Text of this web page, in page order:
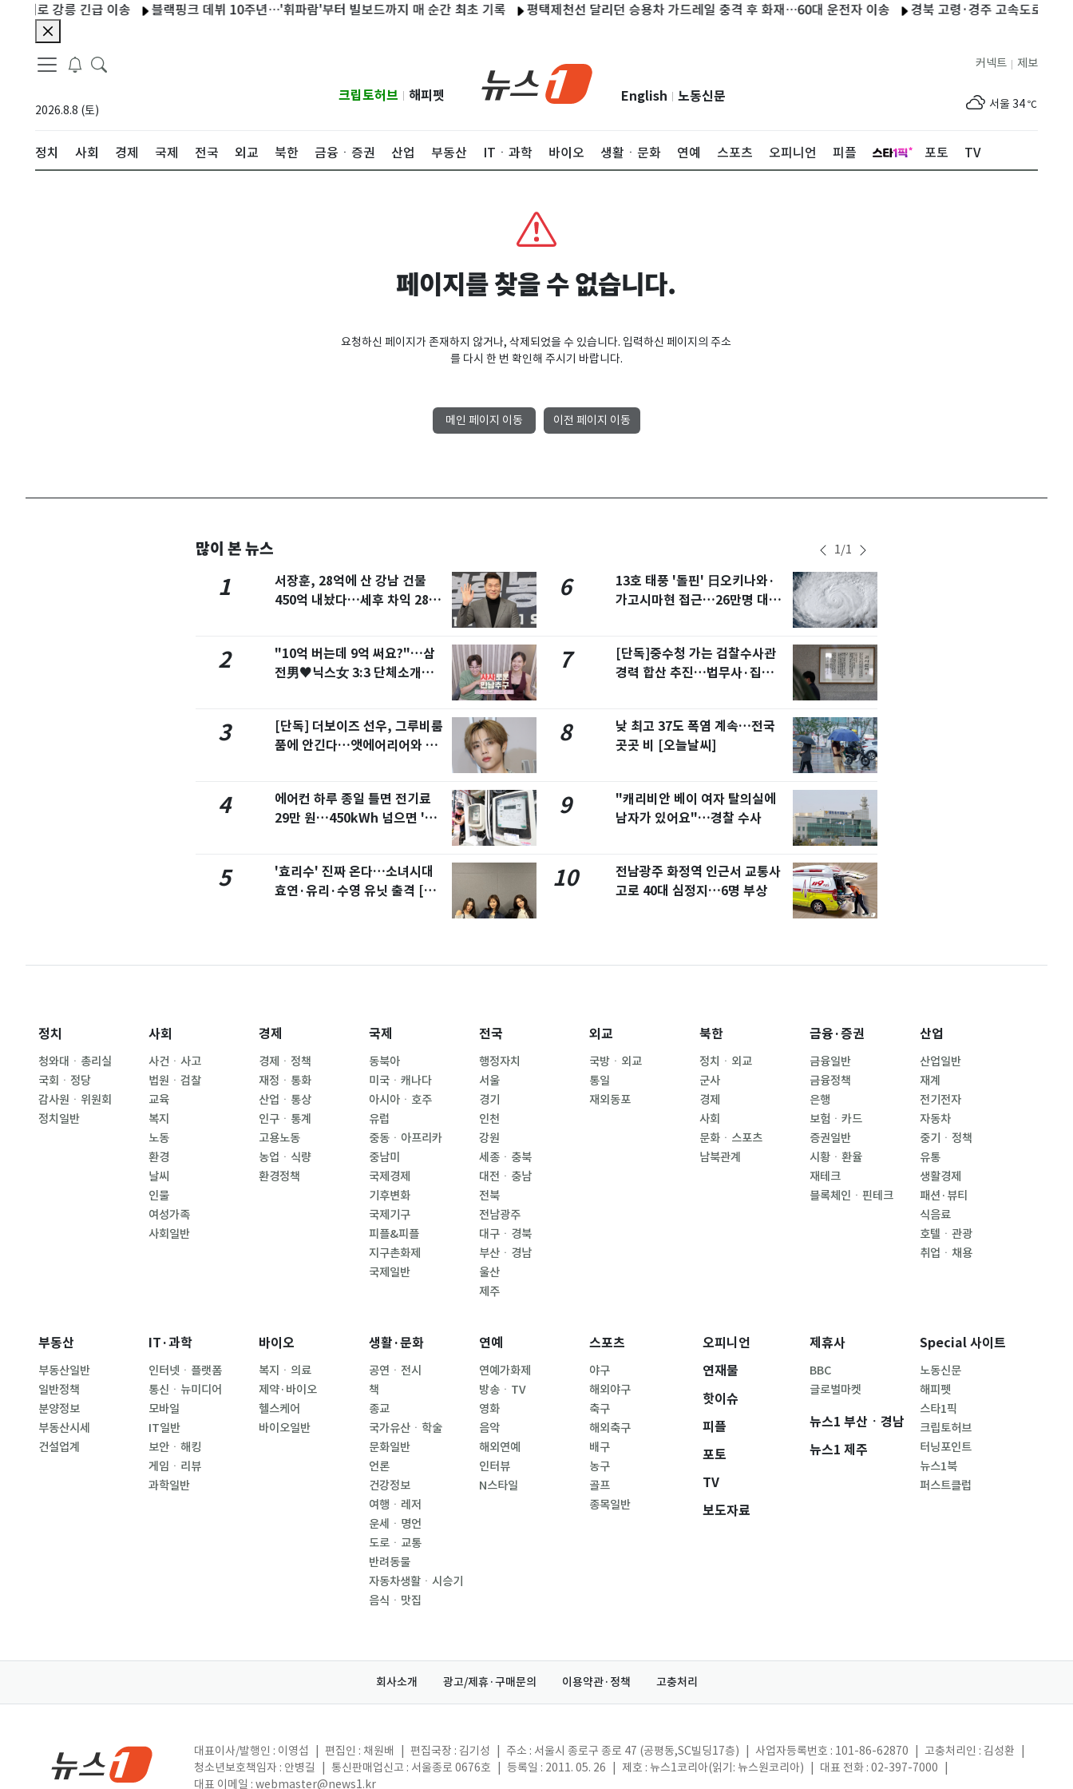
기로 강릉 긴급 이송 블랙핑크 데뷔 10주년…'휘파람'부터 빌보드까지 매 순간 최초 기록 평택제천선 달리던 승용차 가드레일 충격 후 화재…60대 운전자 이송 경북 고령·경주 고속도로서 사
2026.8.8 (토)
크립토허브 해피펫 English 노동신문
제보
커넥트
서울 34 ℃
광주33℃
정치 사회 경제 국제 전국 외교 북한 금융ㆍ증권 산업 부동산 ITㆍ과학 바이오 생활ㆍ문화 연예 스포츠 오피니언 피플 포토 TV
페이지를 찾을 수 없습니다.
요청하신 페이지가 존재하지 않거나, 삭제되었을 수 있습니다. 입력하신 페이지의 주소
를 다시 한 번 확인해 주시기 바랍니다.
메인 페이지 이동 이전 페이지 이동
많이 본 뉴스 1/1
1
서장훈, 28억에 산 강남 건물
450억 내놨다…세후 차익 280
2
"10억 버는데 9억 써요?"…삼
전男♥닉스女 3:3 단체소개팅
3
[단독] 더보이즈 선우, 그루비룸
품에 안긴다…앳에어리어와 전
4
에어컨 하루 종일 틀면 전기료
29만 원…450kWh 넘으면 '요
5
'효리수' 진짜 온다…소녀시대
효연·유리·수영 유닛 출격 [N이
6
13호 태풍 '돌핀' 日오키나와·
가고시마현 접근…26만명 대피
7
[단독]중수청 가는 검찰수사관
경력 합산 추진…법무사·집행관
8
낮 최고 37도 폭염 계속…전국
곳곳 비 [오늘날씨]
9
"캐리비안 베이 여자 탈의실에
남자가 있어요"…경찰 수사
10
전남광주 화정역 인근서 교통사
고로 40대 심정지…6명 부상
정치
청와대ㆍ총리실
국회ㆍ정당
감사원ㆍ위원회
정치일반
사회
사건ㆍ사고
법원ㆍ검찰
교육
복지
노동
환경
날씨
인물
여성가족
사회일반
경제
경제ㆍ정책
재정ㆍ통화
산업ㆍ통상
인구ㆍ통계
고용노동
농업ㆍ식량
환경정책
국제
동북아
미국ㆍ캐나다
아시아ㆍ호주
유럽
중동ㆍ아프리카
중남미
국제경제
기후변화
국제기구
피플&피플
지구촌화제
국제일반
전국
행정자치
서울
경기
인천
강원
세종ㆍ충북
대전ㆍ충남
전북
전남광주
대구ㆍ경북
부산ㆍ경남
울산
제주
외교
국방ㆍ외교
통일
재외동포
북한
정치ㆍ외교
군사
경제
사회
문화ㆍ스포츠
남북관계
금융·증권
금융일반
금융정책
은행
보험ㆍ카드
증권일반
시황ㆍ환율
재테크
블록체인ㆍ핀테크
산업
산업일반
재계
전기전자
자동차
중기ㆍ정책
유통
생활경제
패션·뷰티
식음료
호텔ㆍ관광
취업ㆍ채용
부동산
부동산일반
일반정책
분양정보
부동산시세
건설업계
IT·과학
인터넷ㆍ플랫폼
통신ㆍ뉴미디어
모바일
IT일반
보안ㆍ해킹
게임ㆍ리뷰
과학일반
바이오
복지ㆍ의료
제약·바이오
헬스케어
바이오일반
생활·문화
공연ㆍ전시
책
종교
국가유산ㆍ학술
문화일반
언론
건강정보
여행ㆍ레저
운세ㆍ명언
도로ㆍ교통
반려동물
자동차생활ㆍ시승기
음식ㆍ맛집
연예
연예가화제
방송ㆍTV
영화
음악
해외연예
인터뷰
N스타일
스포츠
야구
해외야구
축구
해외축구
배구
농구
골프
종목일반
오피니언
연재물
핫이슈
피플
포토
TV
보도자료
제휴사
BBC
글로벌마켓
뉴스1 부산ㆍ경남
뉴스1 제주
Special 사이트
노동신문
해피펫
스타1픽
크립토허브
터닝포인트
뉴스1북
퍼스트클럽
회사소개 광고/제휴·구매문의 이용약관·정책 고충처리
대표이사/발행인 : 이영섭 편집인 : 채원배 편집국장 : 김기성 주소 : 서울시 종로구 종로 47 (공평동,SC빌딩17층) 사업자등록번호 : 101-86-62870 고충처리인 : 김성환
청소년보호책임자 : 안병길
통신판매업신고 : 서울종로 0676호 등록일 : 2011. 05. 26 제호 : 뉴스1코리아(읽기: 뉴스원코리아) 대표 전화 : 02-397-7000
대표 이메일 : webmaster@news1.kr